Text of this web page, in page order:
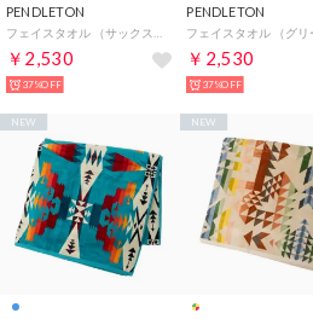
PENDLETON
￥2,530
37%OFF
PENDLETON
￥2,530
37%OFF
NEW NEW